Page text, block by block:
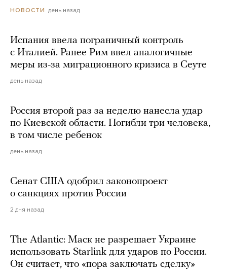
НОВОСТИ день назад
Испания ввела пограничный контроль
с Италией. Ранее Рим ввел аналогичные
меры из-за миграционного кризиса в Сеуте
день назад
Россия второй раз за неделю нанесла удар
по Киевской области. Погибли три человека,
в том числе ребенок
день назад
Сенат США одобрил законопроект
о санкциях против России
2 дня назад
The Atlantic: Маск не разрешает Украине
использовать Starlink для ударов по России.
Он считает, что «пора заключать сделку»